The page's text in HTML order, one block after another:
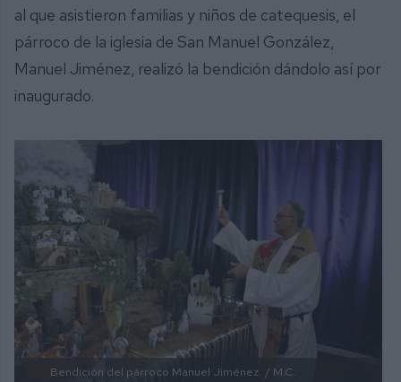
al que asistieron familias y niños de catequesis, el
párroco de la iglesia de San Manuel González,
Manuel Jiménez, realizó la bendición dándolo así por
inaugurado.
Bendición del párroco Manuel Jiménez. / M.C.